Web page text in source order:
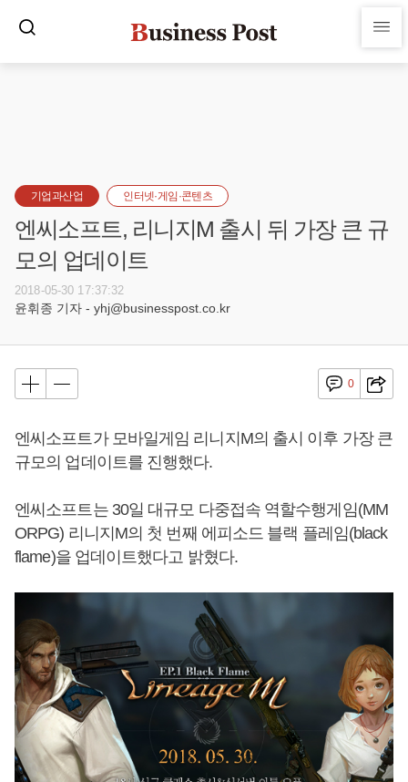
기업과산업 인터넷·게임·콘텐츠
엔씨소프트, 리니지M 출시 뒤 가장 큰 규
모의 업데이트
2018-05-30 17:37:32
윤휘종 기자 - yhj@businesspost.co.kr
0
엔씨소프트가 모바일게임 리니지M의 출시 이후 가장 큰
규모의 업데이트를 진행했다.
엔씨소프트는 30일 대규모 다중접속 역할수행게임(MM
ORPG) 리니지M의 첫 번째 에피소드 블랙 플레임(black
flame)을 업데이트했다고 밝혔다.